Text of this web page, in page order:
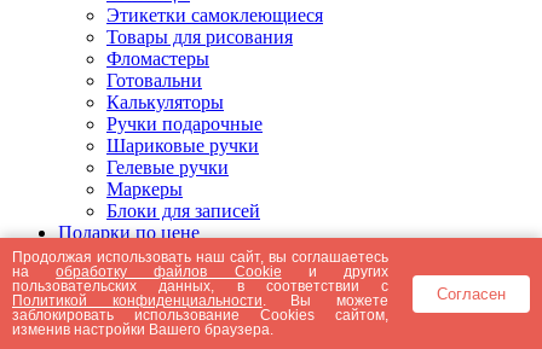
Этикетки самоклеющиеся
Товары для рисования
Фломастеры
Готовальни
Калькуляторы
Ручки подарочные
Шариковые ручки
Гелевые ручки
Маркеры
Блоки для записей
Подарки по цене
Подарки от 5000 рублей
Подарки до 5000 рублей
Подарки до 3000 рублей
Подарки до 2000 рублей
Подарки до 1000 рублей
Продолжая использовать наш сайт, вы соглашаетесь
наобработку файлов Cookie и других
пользовательских данных, в соответствии с
Политикой конфиденциальности . Вы можете
заблокировать использование Cookies сайтом,
изменив настройки Вашего браузера.
Согласен